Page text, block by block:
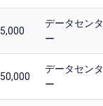
5,000
データセンタ
ー
50,000
データセンタ
ー